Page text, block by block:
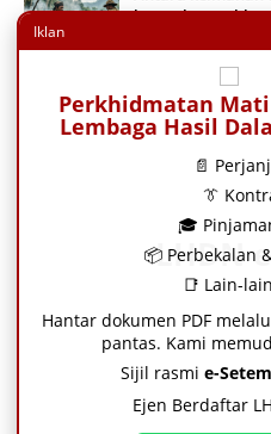
keteguhan
Tuan Guru Baba
Terengganu
Astrolab
astronomi dan
Iklan
LHDN
Perkhidmatan Mati
Lembaga Hasil
📄
👔
🎓
📦 Perbekalan
📑 Lain-
Hantar dokumen PDF
pantas. Kami
Sijil rasmi e-Setem
Ejen Berdaftar